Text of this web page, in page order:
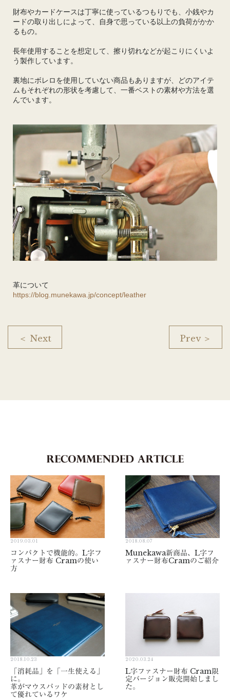
財布やカードケースは丁寧に使っているつもりでも、小銭やカ
ードの取り出しによって、自身で思っている以上の負荷がかか
るもの。
長年使用することを想定して、擦り切れなどが起こりにくいよ
う製作しています。
裏地にボレロを使用していない商品もありますが、どのアイテ
ムもそれぞれの形状を考慮して、一番ベストの素材や方法を選
んでいます。
革について
https://blog.munekawa.jp/concept/leather
＜ Next Prev ＞
2019.03.01
コンパクトで機能的。L字フ
ァスナー財布 Cramの使い
方
2018.08.07
Munekawa新商品、L字フ
ァスナー財布Cramのご紹介
2018.10.23
「消耗品」を「一生使える」
に。
革がマウスパッドの素材とし
て優れているワケ
2020.03.24
L字ファスナー財布 Cram限
定バージョン販売開始しまし
た。